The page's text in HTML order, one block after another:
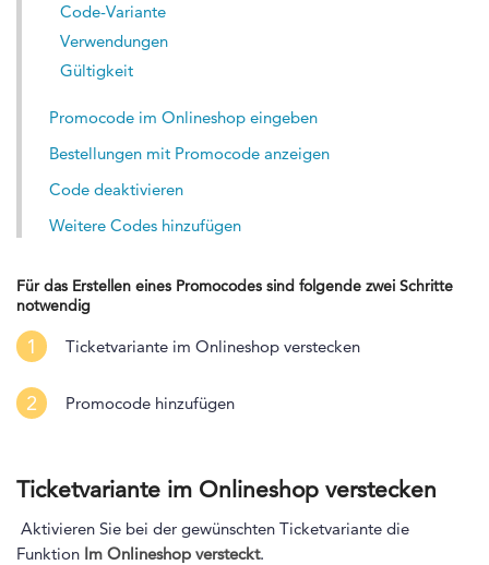
Code-Variante
Verwendungen
Gültigkeit
Promocode im Onlineshop eingeben
Bestellungen mit Promocode anzeigen
Code deaktivieren
Weitere Codes hinzufügen
Für das Erstellen eines Promocodes sind folgende zwei Schritte
notwendig
1 Ticketvariante im Onlineshop verstecken
2 Promocode hinzufügen
Ticketvariante im Onlineshop verstecken
Aktivieren Sie bei der gewünschten Ticketvariante die
Funktion Im Onlineshop versteckt.